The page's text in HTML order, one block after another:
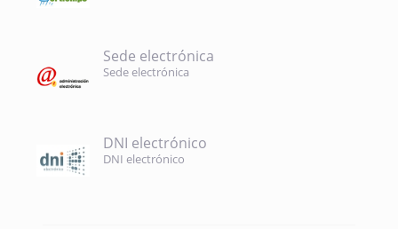
Sede electrónica
Sede electrónica
DNI electrónico
DNI electrónico